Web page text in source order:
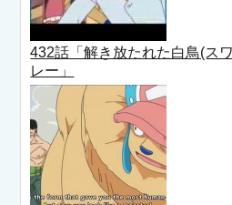
432話「解き放たれた白鳥(ス
レー」